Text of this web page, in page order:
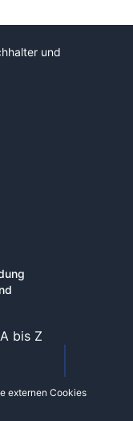
und
bis Z
externen Cookies